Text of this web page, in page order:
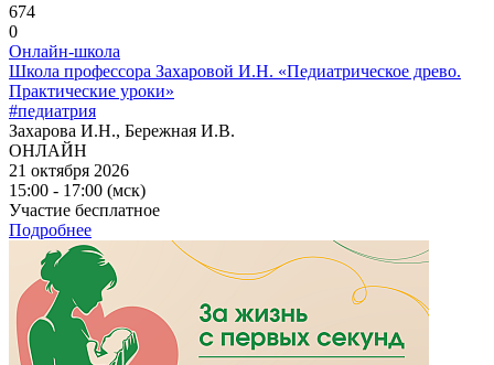
674
0
Онлайн-школа
Школа профессора Захаровой И.Н. «Педиатрическое древо.
Практические уроки»
#педиатрия
Захарова И.Н., Бережная И.В.
ОНЛАЙН
21 октября 2026
15:00 - 17:00 (мск)
Участие бесплатное
Подробнее